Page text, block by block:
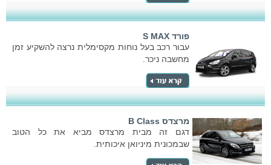
פורד S MAX
עבור רכב בעל נוחות מקסימלית נרצה להשקיע זמן
מחשבה ניכר.
מרצדס B Class
דגם זה מבית מרצדס מביא את כל הטוב
שבמכונית מיניואן איכותית.